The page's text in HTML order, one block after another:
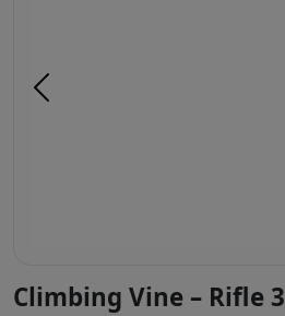
Föregående
Climbing Vine – Rifle 3